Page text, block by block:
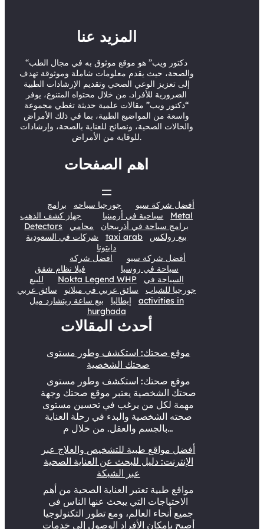
k n
المزيد عنا
“دكتور ويب” هو موقع موثوق به في مجال الطب
والصحة، حيث يقدم معلومات شاملة وموثوقة تهدف
إلى تعزيز الوعي الصحي وتقديم الإرشادات الطبية
الضرورية للأفراد. من خلال محتواه المتنوع، يوفر
“دكتور ويب” مقالات علمية حديثة تغطي مجموعة
واسعة من المواضيع الطبية، بما في ذلك الأمراض
والحالات الصحية، ونصائح للعناية بالصحة، وإرشادات
للوقاية من الأمراض.
اهم الصفحات
أفضل شركة سيو جورجيا سياحه
برامج
سياحية في أرمينيا
جهاز كشف الذهب
Metal
Detectors
برامج سياحة في أذربيجان
محامي
شركات في السعودية
taxi arab
بيع رولكس
دايتونا
أفضل شركة سيو
افضل شركة
سياحة في روسيا
فيلا نظام شقق
للبيع
Nokta Legend WHP
السياحة في
جورجيا للشباب
سائق عربي في ميلانو
سائق عربي
إيطاليا
بيع ساعة ريتشارد ميل
activities in
hurghada
أحدث المقالات
موقع صحتك: استكشف وطور مستوى
صحتك الشخصية
موقع صحتك: استكشف وطور مستوى
صحتك الشخصية يعتبر موقع صحتك وجهة
مهمة لكل من يرغب في تحسين مستوى
صحته الشخصية والبدء في رحلة العناية
بالجسم والعقل. من خلال م…
أفضل مواقع طبية للتشخيص والعلاج عبر
الإنترنت: دليل للبحث عن العناية الصحية
عبر الشبكة
مواقع طبية تعتبر العناية الصحية من أهم
الاحتياجات التي يبحث عنها الناس في
جميع أنحاء العالم، ومع تطور التكنولوجيا
أصبح بإمكان الأفراد الوصول إلى خدمات